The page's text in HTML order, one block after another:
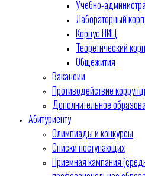
Учебно-
Лабораторный
Корпус НИЦ
Теоретический
Общежития
Вакансии
Противодействие
Дополнительное
Абитуриенту
Олимпиады и конкурсы
Списки поступающих
Приемная кампания